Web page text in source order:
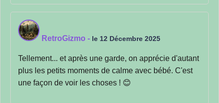
RetroGizmo - le 12 Décembre 2025
Tellement... et après une garde, on apprécie d'autant
plus les petits moments de calme avec bébé. C'est
une façon de voir les choses ! 😊